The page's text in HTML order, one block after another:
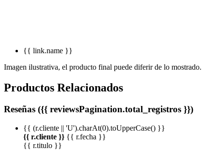
{{ link.name }}
Imagen ilustrativa, el producto final puede diferir de lo mostrado.
Productos Relacionados
Reseñas ({{ reviewsPagination.total_registros }})
{{ (r.cliente || 'U').charAt(0).toUpperCase() }}
{{ r.cliente }} {{ r.fecha }}
{{ r.titulo }}